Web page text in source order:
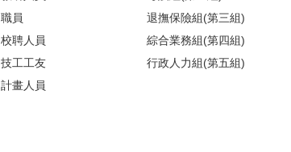
職員
校聘人員
技工工友
計畫人員
退撫保險組(第三組)
綜合業務組(第四組)
行政人力組(第五組)